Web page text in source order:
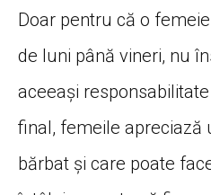
Doar pentru că o
de luni până vineri, nu
aceeași
final, femeile apreciază
bărbat și care poate